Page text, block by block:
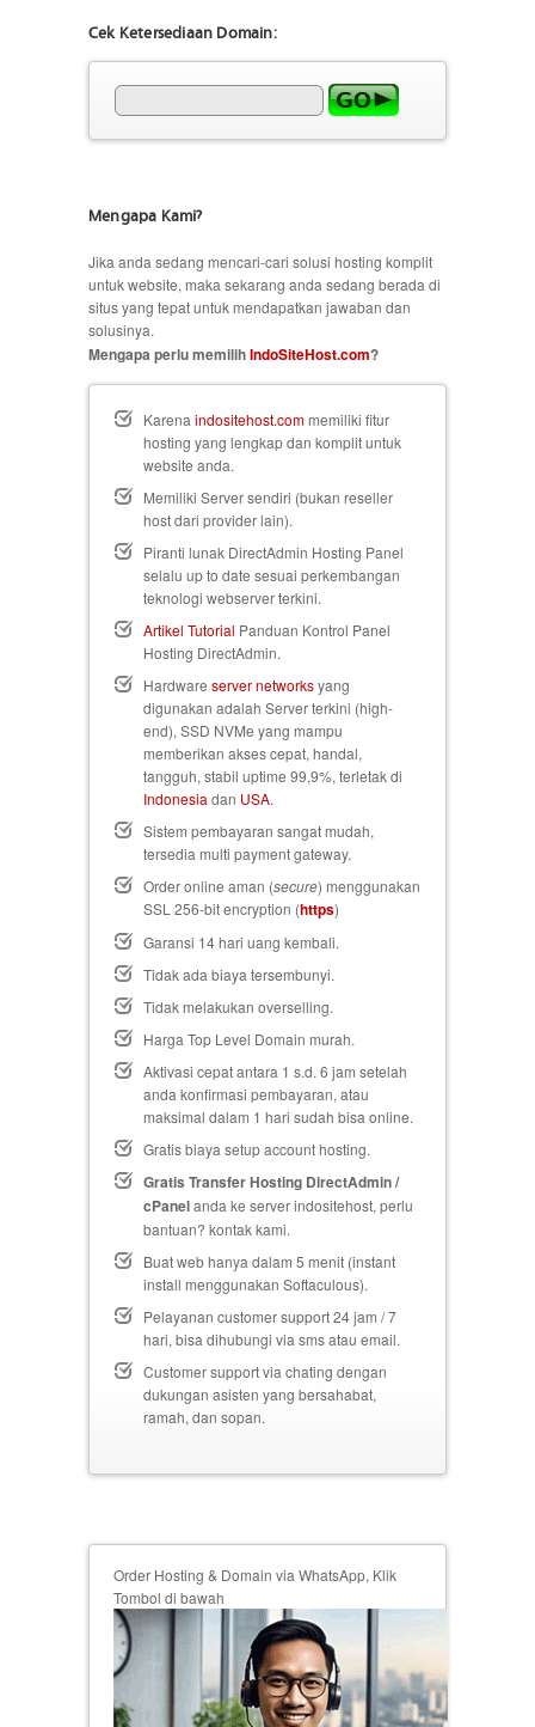
Cek Ketersediaan Domain:
Mengapa Kami?
Jika anda sedang mencari-cari solusi hosting komplit
untuk website, maka sekarang anda sedang berada di
situs yang tepat untuk mendapatkan jawaban dan
solusinya.
Mengapa perlu memilihIndoSiteHost.com?
Karena indositehost.commemiliki fitur
hosting yang lengkap dan komplit untuk
website anda.
Memiliki Server sendiri (bukan reseller
host dari provider lain).
Piranti lunak DirectAdmin Hosting Panel
selalu up to date sesuai perkembangan
teknologi webserver terkini.
Artikel Tutorial Panduan Kontrol Panel
Hosting DirectAdmin.
Hardware server networksyang
digunakan adalah Server terkini (high-
end), SSD NVMe yang mampu
memberikan akses cepat, handal,
tangguh, stabil uptime 99,9%, terletak di
Indonesia dan USA.
Sistem pembayaran sangat mudah,
tersedia multi payment gateway.
Order online aman (secure) menggunakan
SSL 256-bit encryption (https)
Garansi 14 hari uang kembali.
Tidak ada biaya tersembunyi.
Tidak melakukan overselling.
Harga Top Level Domain murah.
Aktivasi cepat antara 1 s.d. 6 jam setelah
anda konfirmasi pembayaran, atau
maksimal dalam 1 hari sudah bisa online.
Gratis biaya setupaccount hosting.
Gratis Transfer Hosting DirectAdmin /
cPanelanda ke server indositehost, perlu
bantuan? kontak kami.
Buat web hanya dalam 5 menit (instant
install menggunakan Softaculous).
Pelayanan customer support 24 jam / 7
hari, bisa dihubungi via sms atau email.
Customer support via chating dengan
dukungan asisten yang bersahabat,
ramah, dan sopan.
Order Hosting & Domain via WhatsApp, Klik
Tombol di bawah